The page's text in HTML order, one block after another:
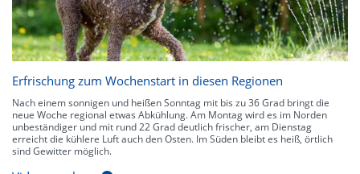
Erfrischung zum Wochenstart in diesen Regionen
Nach einem sonnigen und heißen Sonntag mit bis zu 36 Grad bringt die
neue Woche regional etwas Abkühlung. Am Montag wird es im Norden
unbeständiger und mit rund 22 Grad deutlich frischer, am Dienstag
erreicht die kühlere Luft auch den Osten. Im Süden bleibt es heiß, örtlich
sind Gewitter möglich.